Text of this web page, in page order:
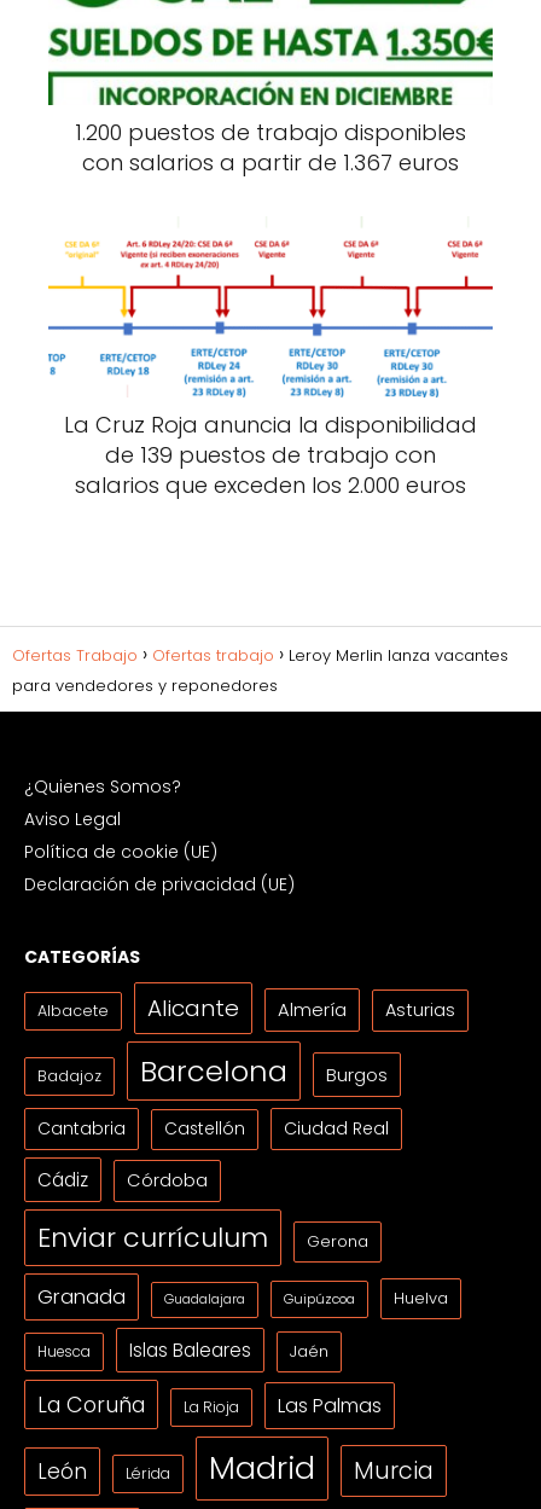
1.200 puestos de trabajo disponibles
con salarios a partir de 1.367 euros
La Cruz Roja anuncia la disponibilidad
de 139 puestos de trabajo con
salarios que exceden los 2.000 euros
Ofertas Trabajo Ofertas trabajo
Leroy Merlin lanza vacantes
para vendedores y reponedores
¿Quienes Somos?
Aviso Legal
Política de cookie (UE)
Declaración de privacidad (UE)
CATEGORÍAS
Albacete Alicante Almería Asturias
Badajoz Barcelona Burgos
Cantabria Castellón Ciudad Real
Cádiz Córdoba
Enviar currículum Gerona
Granada Guadalajara Guipúzcoa Huelva
Huesca Islas Baleares Jaén
La Coruña La Rioja Las Palmas
León Lérida Madrid Murcia